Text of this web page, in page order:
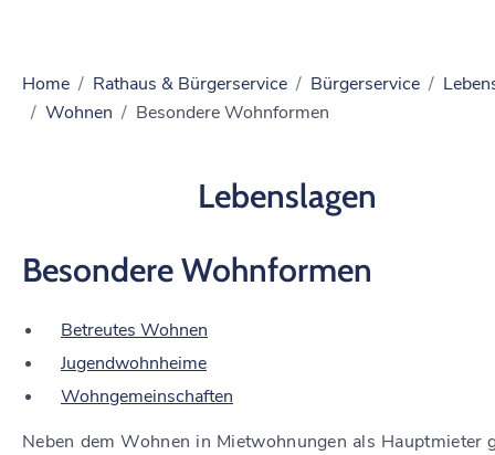
Home Rathaus & Bürgerservice Bürgerservice
Wohnen
Besondere Wohnformen
Lebenslagen
Besondere Wohnformen
Betreutes Wohnen
Jugendwohnheime
Wohngemeinschaften
Neben dem Wohnen in Mietwohnungen als Hauptmieter